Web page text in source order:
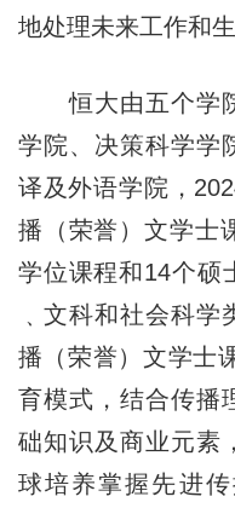
地处理未来工作和
恒大由五个学院
学院、决策科学学
译及外语学院，
播（荣誉）文学士
学位课程和14个硕
﹑文科和社会科
播（荣誉）文学士
育模式，结合传播
础知识及商业元素
球培养掌握先进